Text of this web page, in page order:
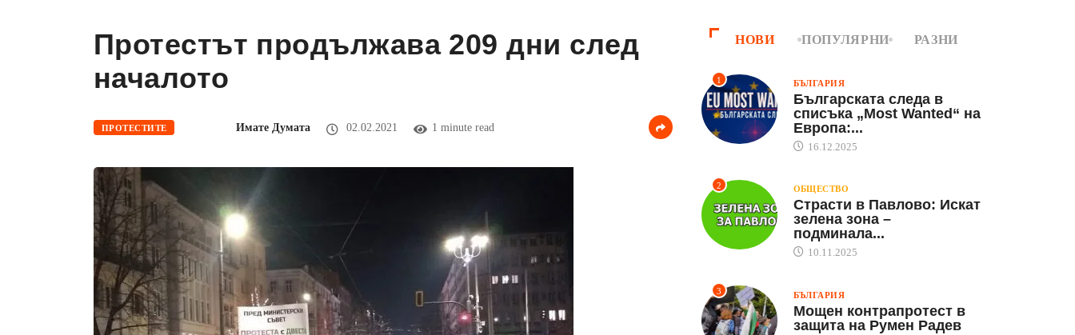
Протестът продължава 209 дни след
началото
ПРОТЕСТИТЕ Имате Думата 02.02.2021 1 minute read
НОВИ ПОПУЛЯРНИ РАЗНИ
1 БЪЛГАРИЯ
Българската следа в
списъка „Most Wanted“ на
Европа:...
16.12.2025
2 ОБЩЕСТВО
Страсти в Павлово: Искат
зелена зона –
подминала...
10.11.2025
3 БЪЛГАРИЯ
Мощен контрапротест в
защита на Румен Радев